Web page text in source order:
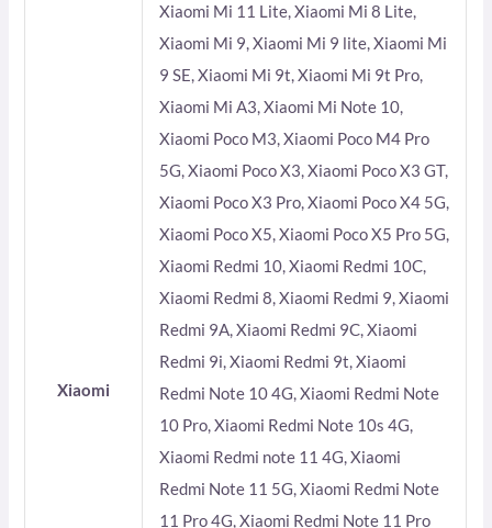
Xiaomi
Xiaomi Mi 11 Lite, Xiaomi Mi 8 Lite,
Xiaomi Mi 9, Xiaomi Mi 9 lite, Xiaomi Mi
9 SE, Xiaomi Mi 9t, Xiaomi Mi 9t Pro,
Xiaomi Mi A3, Xiaomi Mi Note 10,
Xiaomi Poco M3, Xiaomi Poco M4 Pro
5G, Xiaomi Poco X3, Xiaomi Poco X3 GT,
Xiaomi Poco X3 Pro, Xiaomi Poco X4 5G,
Xiaomi Poco X5, Xiaomi Poco X5 Pro 5G,
Xiaomi Redmi 10, Xiaomi Redmi 10C,
Xiaomi Redmi 8, Xiaomi Redmi 9, Xiaomi
Redmi 9A, Xiaomi Redmi 9C, Xiaomi
Redmi 9i, Xiaomi Redmi 9t, Xiaomi
Redmi Note 10 4G, Xiaomi Redmi Note
10 Pro, Xiaomi Redmi Note 10s 4G,
Xiaomi Redmi note 11 4G, Xiaomi
Redmi Note 11 5G, Xiaomi Redmi Note
11 Pro 4G, Xiaomi Redmi Note 11 Pro